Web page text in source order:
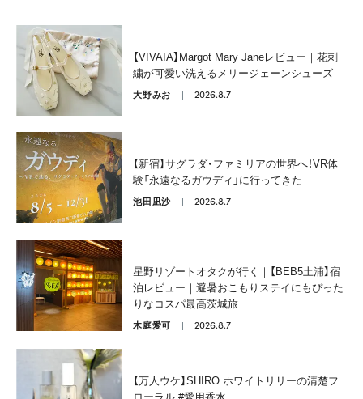
【VIVAIA】Margot Mary Janeレビュー｜花刺
繍が可愛い洗えるメリージェーンシューズ
大野みお 2026.8.7
【新宿】サグラダ・ファミリアの世界へ！VR体
験「永遠なるガウディ」に行ってきた
池田凪沙 2026.8.7
星野リゾートオタクが行く｜【BEB5土浦】宿
泊レビュー｜避暑おこもりステイにもぴった
りなコスパ最高茨城旅
木庭愛可 2026.8.7
【万人ウケ】SHIRO ホワイトリリーの清楚フ